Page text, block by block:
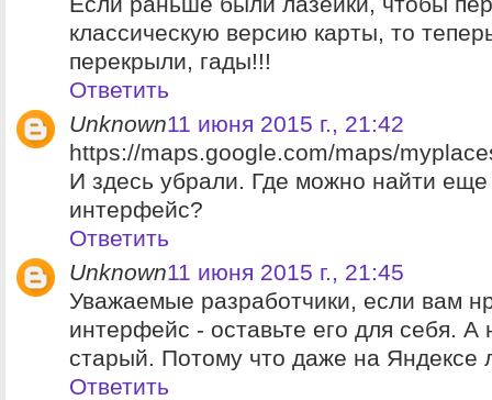
классическую версию карты, то
перекрыли, гады!!!
Ответить
Unknown11 июня 2015 г., 21:42
https://maps.google.com/maps/
И здесь убрали. Где можно найти
интерфейс?
Ответить
Unknown11 июня 2015 г., 21:45
Уважаемые разработчики, если вам
интерфейс - оставьте его для себя. А
старый. Потому что даже на Яндексе
Ответить